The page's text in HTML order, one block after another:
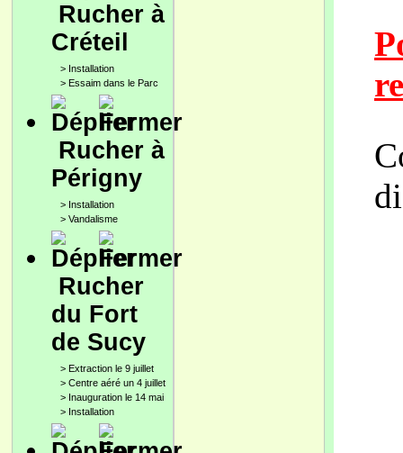
Rucher à
Créteil
> Installation
> Essaim dans le Parc
Rucher à
Périgny
> Installation
> Vandalisme
Rucher
du Fort
de Sucy
> Extraction le 9 juillet
> Centre aéré un 4 juillet
> Inauguration le 14 mai
> Installation
​C